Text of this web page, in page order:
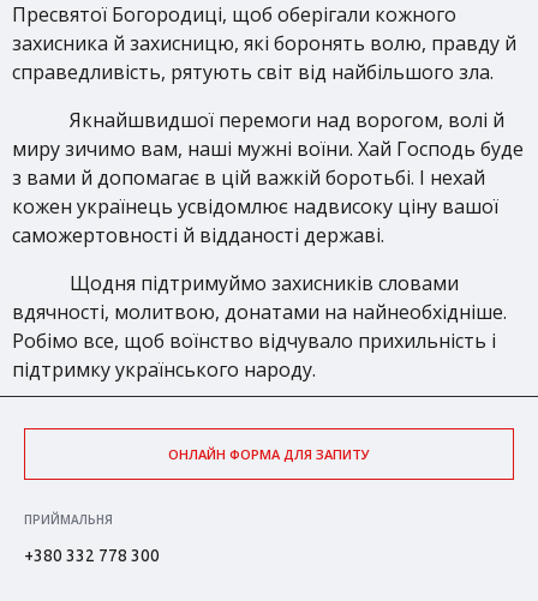
Пресвятої Богородиці, щоб оберігали кожного
захисника й захисницю, які боронять волю, правду й
справедливість, рятують світ від найбільшого зла.
Якнайшвидшої перемоги над ворогом, волі й
миру зичимо вам, наші мужні воїни. Хай Господь буде
з вами й допомагає в цій важкій боротьбі. І нехай
кожен українець усвідомлює надвисоку ціну вашої
саможертовності й відданості державі.
Щодня підтримуймо захисників словами
вдячності, молитвою, донатами на найнеобхідніше.
Робімо все, щоб воїнство відчувало прихильність і
підтримку українського народу.
ОНЛАЙН ФОРМА ДЛЯ ЗАПИТУ
ПРИЙМАЛЬНЯ
+380 332 778 300